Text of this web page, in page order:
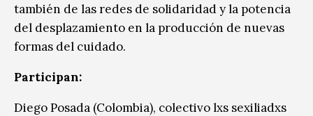
también de las redes de solidaridad y la potencia
del desplazamiento en la producción de nuevas
formas del cuidado.
Participan:
Diego Posada (Colombia), colectivo lxs sexiliadxs